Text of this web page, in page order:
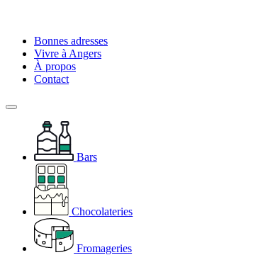
Bonnes adresses
Vivre à Angers
À propos
Contact
Bars
Chocolateries
Fromageries